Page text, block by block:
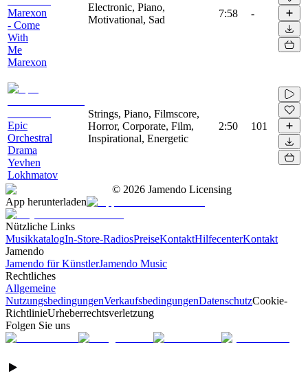
Marexon
- Come
With
Me
Marexon
Electronic, Piano,
Motivational, Sad
7:58 -
Epic
Orchestral
Drama
Yevhen
Lokhmatov
Strings, Piano, Filmscore,
Horror, Corporate, Film,
Inspirational, Energetic
2:50 101
© 2026 Jamendo Licensing
App herunterladen
Nützliche Links
MusikkatalogIn-Store-RadiosPreiseKontaktHilfecenterKontakt
Jamendo
Jamendo für KünstlerJamendo Music
Rechtliches
Allgemeine
NutzungsbedingungenVerkaufsbedingungenDatenschutzCookie-
RichtlinieUrheberrechtsverletzung
Folgen Sie uns